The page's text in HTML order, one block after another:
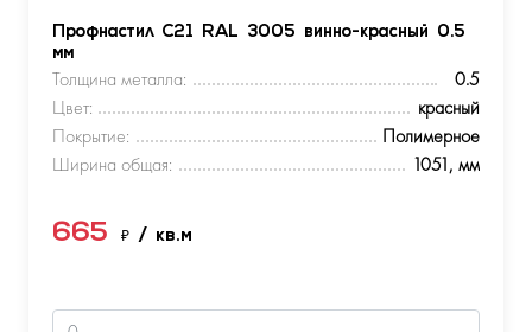
Профнастил С21 RAL 3005 винно-красный 0.5
мм
Толщина металла:
0.5
Цвет:
красный
Покрытие:
Полимерное
Ширина общая:
1051, мм
665 ₽ / кв.м